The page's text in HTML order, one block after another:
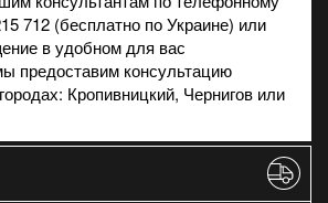
712 (бесплатно по Украине) или
в удобном для вас
предоставим консультацию
Кропивницкий, Чернигов или